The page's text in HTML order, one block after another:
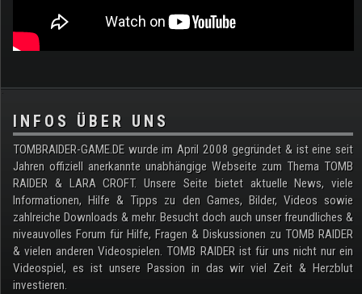
.
INFOS ÜBER UNS
TOMBRAIDER-GAME.DE wurde im April 2008 gegründet & ist eine seit
Jahren offiziell anerkannte unabhängige Webseite zum Thema TOMB
RAIDER & LARA CROFT. Unsere Seite bietet aktuelle News, viele
Informationen, Hilfe & Tipps zu den Games, Bilder, Videos sowie
zahlreiche Downloads & mehr. Besucht doch auch unser freundliches &
niveauvolles Forum für Hilfe, Fragen & Diskussionen zu TOMB RAIDER
& vielen anderen Videospielen. TOMB RAIDER ist für uns nicht nur ein
Videospiel, es ist unsere Passion in das wir viel Zeit & Herzblut
investieren.